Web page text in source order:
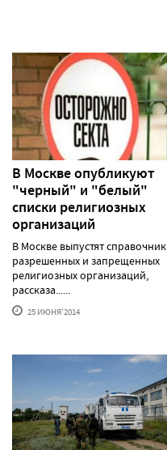
В Москве опубликуют
"черный" и "белый"
списки религиозных
организаций
В Москве выпустят справочник
разрешенных и запрещенных
религиозных организаций,
рассказа......
25 ИЮНЯ'2014